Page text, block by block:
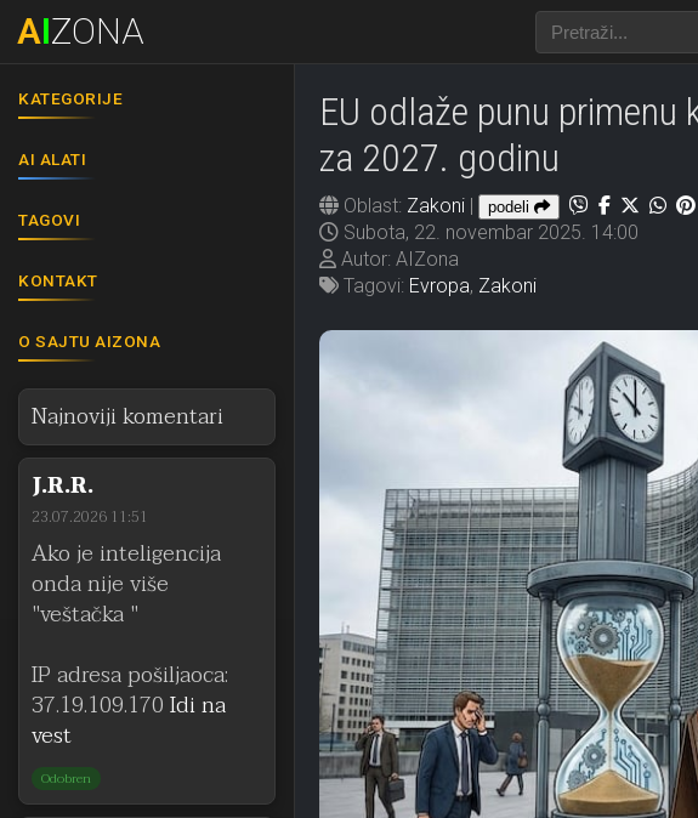
AIZONA
KATEGORIJE
AI ALATI
TAGOVI
KONTAKT
O SAJTU AIZONA
Najnoviji komentari
J.R.R.
23.07.2026 11:51
Ako je inteligencija
onda nije više
"veštačka "
IP adresa pošiljaoca:
37.19.109.170Idi na
vest
Odobren
EU odlaže punu
za 2027. godinu
Oblast: Zakoni| podeli
Subota, 22. novembar 2025. 14:00
Autor: AIZona
Tagovi: Evropa, Zakoni